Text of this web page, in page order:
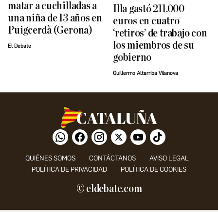
matar a cuchilladas a
una niña de 13 años en
Puigcerdà (Gerona)
El Debate
Illa gastó 211.000
euros en cuatro
‘retiros’ de trabajo con
los miembros de su
gobierno
Guillermo Altarriba Vilanova
QUIÉNES SOMOS CONTÁCTANOS
AVISO LEGAL
POLÍTICA DE PRIVACIDAD
POLÍTICA DE COOKIES
© eldebate.com